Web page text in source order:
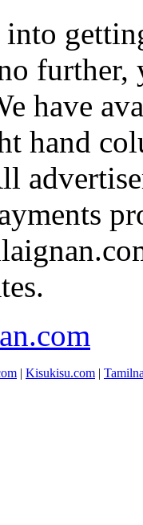
further,
have
hand
| Kisukisu.com |